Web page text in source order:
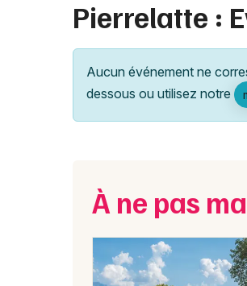
Pierrelatte :
Aucun événement ne
dessous ou utilisez notre
À ne pas